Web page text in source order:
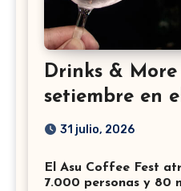
Drinks &
setiembre en
31 julio, 2026
El Asu Coffee Fest
7.000 personas y 80